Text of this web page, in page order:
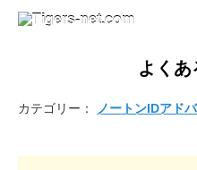
よくあ
カテゴリー： ノートンIDアド